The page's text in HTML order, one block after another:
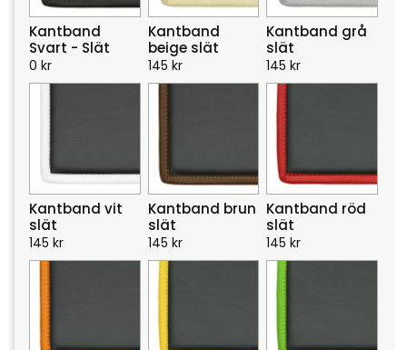
Kantband
Svart - Slät
0 kr
Kantband
beige slät
145 kr
Kantband grå
slät
145 kr
Kantband vit
slät
145 kr
Kantband brun
slät
145 kr
Kantband röd
slät
145 kr